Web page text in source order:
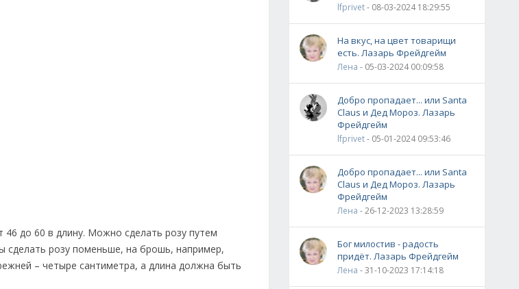
до 60 в длину. Можно сделать розу путем
сделать розу поменьше, на брошь, например,
– четыре сантиметра, а длина должна быть
lfprivet- 08-03-2024 18:29:55
На вкус, на цвет товарищи
есть. Лазарь Фрейдгейм
Лена - 05-03-2024 00:09:58
Добро пропадает... или Santa
Claus и Дед Мороз. Лазарь
Фрейдгейм
lfprivet- 05-01-2024 09:53:46
Добро пропадает... или Santa
Claus и Дед Мороз. Лазарь
Фрейдгейм
Лена - 26-12-2023 13:28:59
Бог милостив - радость
придёт. Лазарь Фрейдгейм
Лена - 31-10-2023 17:14:18